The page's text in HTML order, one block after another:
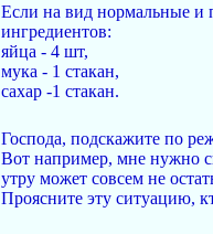
Если на вид нормальные и
ингредиентов:
яйца - 4 шт,
мука - 1 стакан,
сахар -1 стакан.
Господа, подскажите по
Вот например, мне нужно
утру может совсем не
Проясните эту ситуацию,